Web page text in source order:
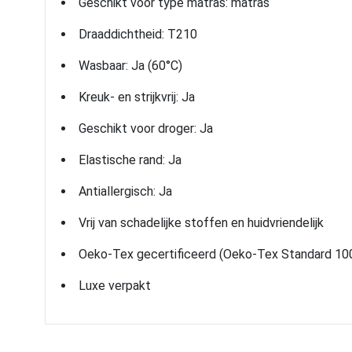
Geschikt voor type matras: matras
Draaddichtheid: T210
Wasbaar: Ja (60°C)
Kreuk- en strijkvrij: Ja
Geschikt voor droger: Ja
Elastische rand: Ja
Antiallergisch: Ja
Vrij van schadelijke stoffen en huidvriendelijk
Oeko-Tex gecertificeerd (Oeko-Tex Standard
Luxe verpakt